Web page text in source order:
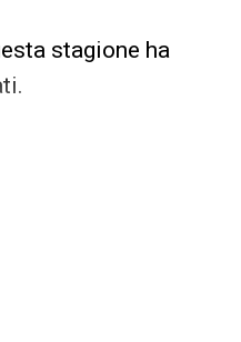
stagione ha